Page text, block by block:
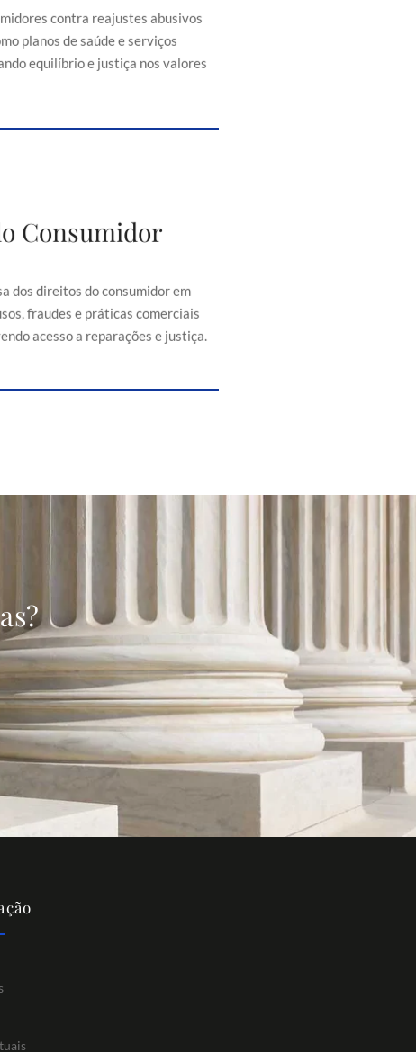
contra reajustes abusivos
planos de saúde e serviços
equilíbrio e justiça nos valores
buscando equilíbrio e
nos valores cobrados.
Consumidor
dos direitos do consumidor em
fraudes e práticas comerciais
acesso a reparações e justiça.
do Consumidor
injustas, promovendo acesso a